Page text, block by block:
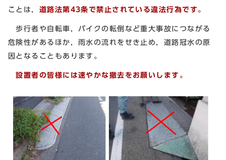
ことは， 道路法第43条で禁止されている違法行為です。
歩行者や自転車，バイクの転倒など重大事故につながる
危険性があるほか，雨水の流れをせき止め，道路冠水の原
因となることもあります。
設置者の皆様には速やかな撤去をお願いします。